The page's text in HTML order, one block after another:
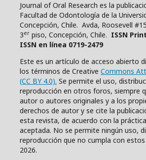
Journal of Oral Research es la
Facultad de Odontología de la
Concepción, Chile. Avda, Roosevell
3er piso, Concepción, Chile. ISSN
ISSN en línea 0719-2479
Este es un artículo de acceso abierto
los términos de Creative Commons
(CC BY 4.0). Se permite el uso,
reproducción en otros foros, siempre
autor o autores originales y a los
derechos de autor y se cite la
esta revista, de acuerdo con la
aceptada. No se permite ningún uso,
reproducción que no cumpla con
2026.